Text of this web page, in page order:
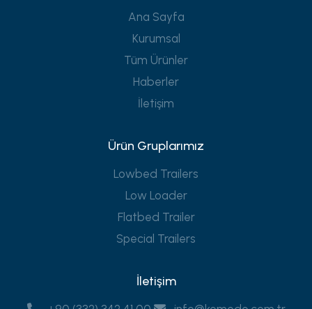
Ana Sayfa
Kurumsal
Tüm Ürünler
Haberler
İletişim
Ürün Gruplarımız
Lowbed Trailers
Low Loader
Flatbed Trailer
Special Trailers
İletişim